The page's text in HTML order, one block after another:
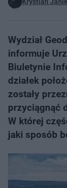
Wydział
informuje
Biuletynie
działek
zostały
przyciągnąć
W której
jaki sposób